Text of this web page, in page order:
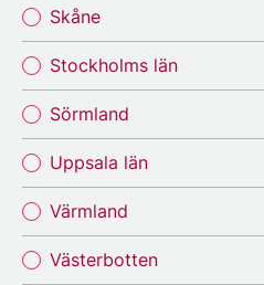
Skåne
Stockholms län
Sörmland
Uppsala län
Värmland
Västerbotten